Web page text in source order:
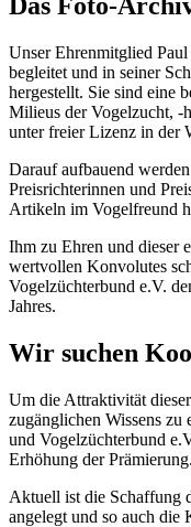
Unser Ehrenmitglied
begleitet und in seiner
hergestellt. Sie sind eine
Milieus der Vogelzucht, -
unter freier Lizenz in der
Darauf aufbauend
Preisrichterinnen und
Artikeln im Vogelfreund
Ihm zu Ehren und dieser
wertvollen Konvolutes
Vogelzüchterbund e.V.
Jahres.
Wir suchen
Um die Attraktivität
zugänglichen Wissens zu
und Vogelzüchterbund
Erhöhung der Prämierung.
Aktuell ist die Schaffung
angelegt und so auch die